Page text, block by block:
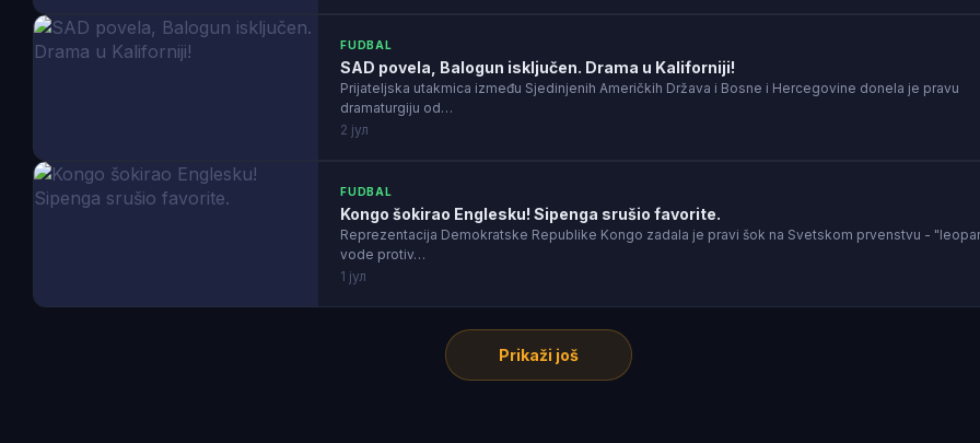
FUDBAL
SAD povela, Balogun isključen. Drama u Kaliforniji!
Prijateljska utakmica između Sjedinjenih Američkih Država i Bosne i Hercegovine donela je pravu
dramaturgiju od…
2 јул
FUDBAL
Kongo šokirao Englesku! Sipenga srušio favorite.
Reprezentacija Demokratske Republike Kongo zadala je pravi šok na Svetskom prvenstvu -
vode protiv…
1 јул
Prikaži još